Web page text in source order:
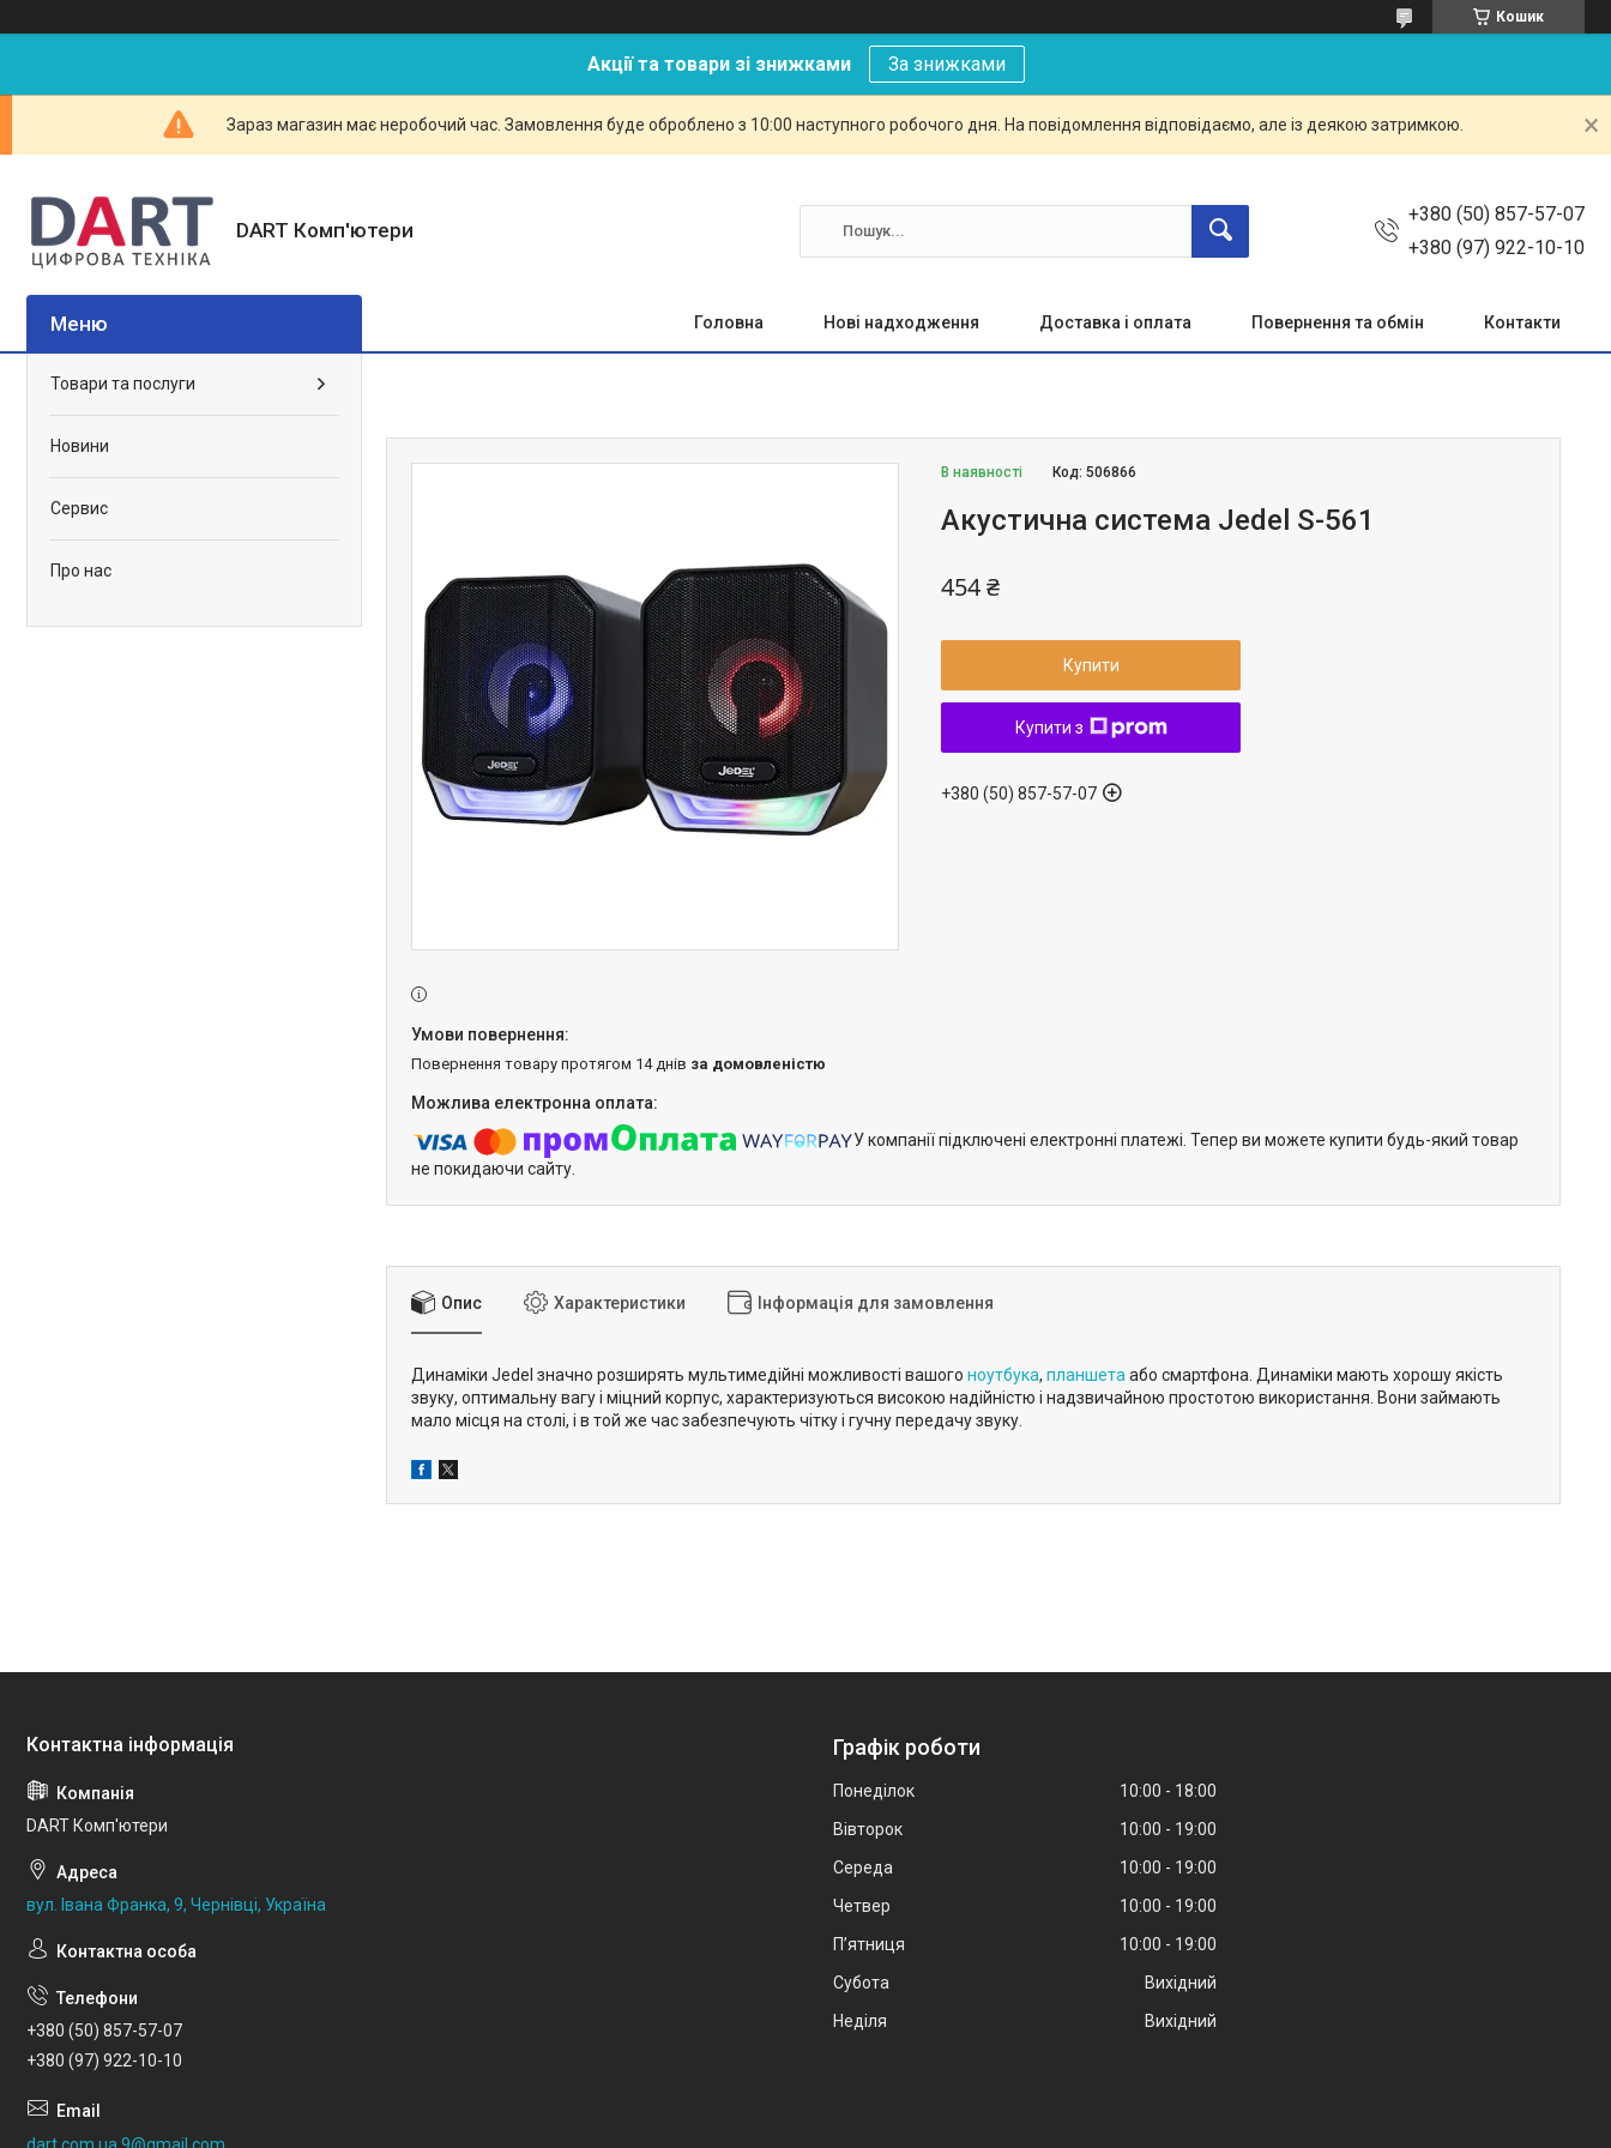
Кошик
Акції та товари зі знижками За знижками
Зараз магазин має неробочий час. Замовлення буде оброблено з 10:00 наступного робочого дня. На повідомлення відповідаємо, але із деякою затримкою.
DART Комп'ютери
+380 (50) 857-57-07
+380 (97) 922-10-10
Головна Нові надходження Доставка і оплата Повернення та обмін Контакти
В наявності Код:506866
Акустична система Jedel S-561
454 ₴
Купити
Купити з
+380 (50) 857-57-07
повернення товару протягом 14 днів за домовленістю
У компанії підключені електронні платежі. Тепер ви можете купити будь-який товар
не покидаючи сайту.
Опис Характеристики Інформація для замовлення
Динаміки Jedel значно розширять мультимедійні можливості вашого ноутбука, планшетаабо смартфона. Динаміки мають хорошу якість
звуку, оптимальну вагу і міцний корпус, характеризуються високою надійністю і надзвичайною простотою використання. Вони займають
мало місця на столі, і в той же час забезпечують чітку і гучну передачу звуку.
Товари та послуги
Новини
Сервис
Про нас
DART Комп'ютери
вул. Івана Франка, 9, Чернівці, Україна
+380 (50) 857-57-07
+380 (97) 922-10-10
Графік роботи
Понеділок 10:00
18:00
Вівторок
10:00
19:00
Середа
10:00
19:00
Четвер
10:00
19:00
Пʼятниця
10:00
19:00
Субота
Вихідний
Неділя
Вихідний